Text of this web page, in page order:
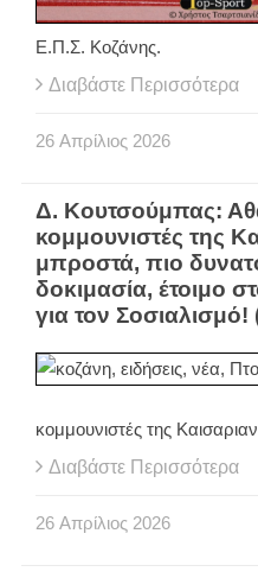
Ε.Π.Σ. Κοζάνης.
Διαβάστε Περισσότερα
26 Απρίλιος 2026
Δ. Κουτσούμπας:
κομμουνιστές της
μπροστά, πιο
δοκιμασία, έτοιμο
για τον
κομμουνιστές της
Διαβάστε Περισσότερα
26 Απρίλιος 2026